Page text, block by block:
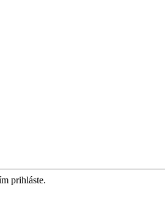
prihláste.